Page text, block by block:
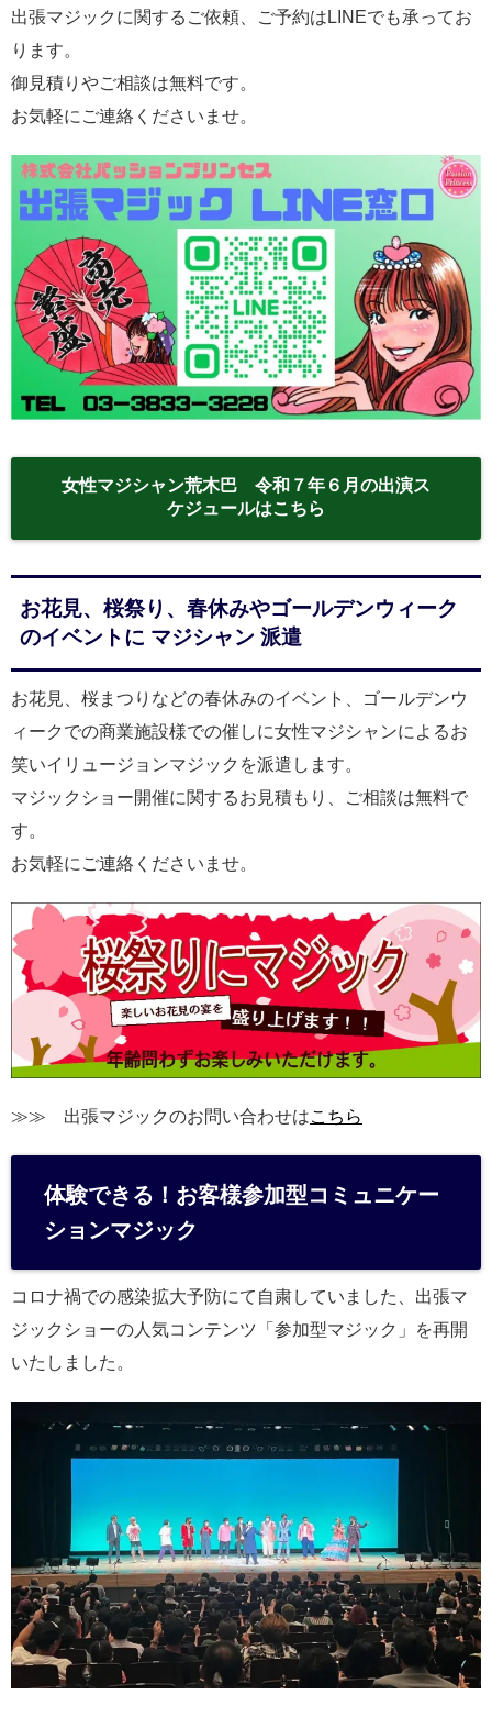
出張マジックに関するご依頼、ご予約はLINEでも承ってお
ります。
御見積りやご相談は無料です。
お気軽にご連絡くださいませ。
女性マジシャン荒木巴 令和７年６月の出演ス
ケジュールはこちら
お花見、桜祭り、春休みやゴールデンウィーク
のイベントに マジシャン 派遣
お花見、桜まつりなどの春休みのイベント、ゴールデンウ
ィークでの商業施設様での催しに女性マジシャンによるお
笑いイリュージョンマジックを派遣します。
マジックショー開催に関するお見積もり、ご相談は無料で
す。
お気軽にご連絡くださいませ。
≫≫ 出張マジックのお問い合わせはこちら
体験できる！お客様参加型コミュニケー
ションマジック
コロナ禍での感染拡大予防にて自粛していました、出張マ
ジックショーの人気コンテンツ「参加型マジック」を再開
いたしました。